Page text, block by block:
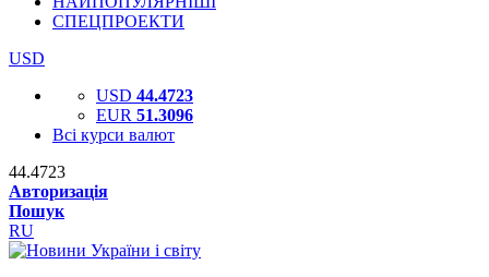
СПЕЦПРОЕКТИ
USD
USD 44.4723
EUR 51.3096
Всі курси валют
44.4723
Авторизація
Пошук
RU